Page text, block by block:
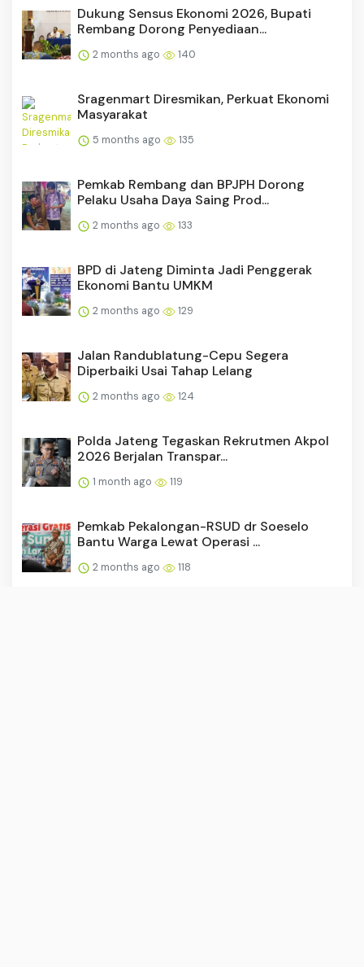
Dukung Sensus Ekonomi 2026, Bupati
Rembang Dorong Penyediaan...
2 months ago 140
Sragenmart Diresmikan, Perkuat Ekonomi
Masyarakat
5 months ago 135
Pemkab Rembang dan BPJPH Dorong
Pelaku Usaha Daya Saing Prod...
2 months ago 133
BPD di Jateng Diminta Jadi Penggerak
Ekonomi Bantu UMKM
2 months ago 129
Jalan Randublatung-Cepu Segera
Diperbaiki Usai Tahap Lelang
2 months ago 124
Polda Jateng Tegaskan Rekrutmen Akpol
2026 Berjalan Transpar...
1 month ago 119
Pemkab Pekalongan-RSUD dr Soeselo
Bantu Warga Lewat Operasi ...
2 months ago 118